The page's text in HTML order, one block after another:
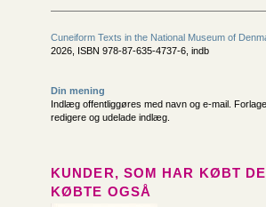
Cuneiform Texts in the National Museum of
2026, ISBN 978-87-635-4737-6, indb
Din mening
Indlæg offentliggøres med navn og e-mail.
redigere og udelade indlæg.
KUNDER, SOM HAR KØBT
KØBTE OGSÅ